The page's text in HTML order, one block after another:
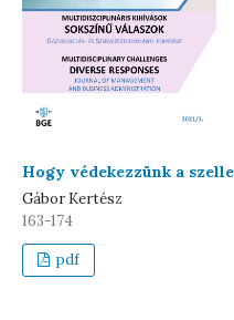
Hogy védekezzünk a
Gábor Kertész
163-174
pdf